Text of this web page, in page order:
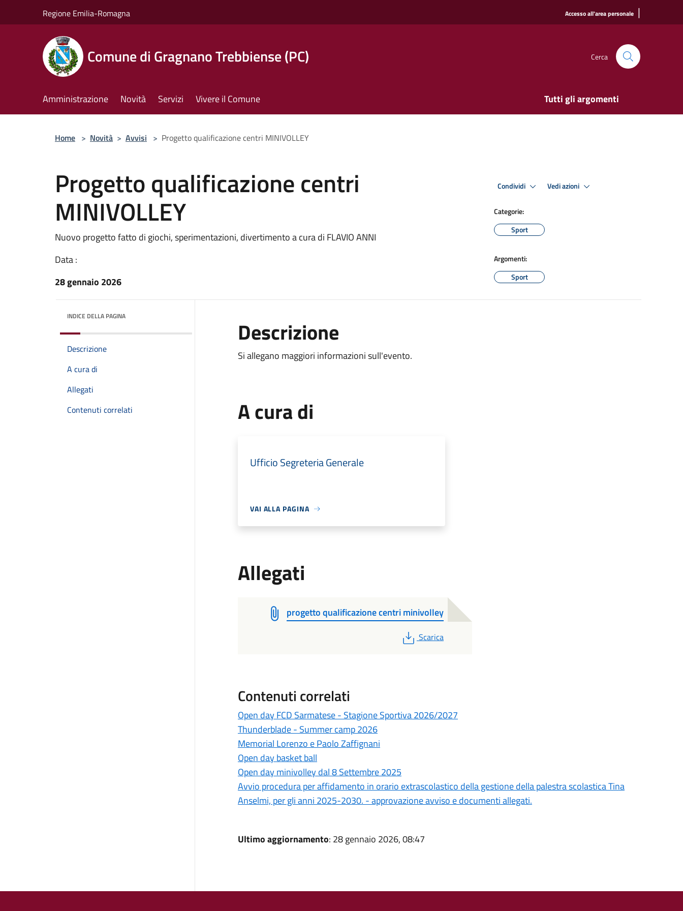
Regione Emilia-Romagna Accesso all'area personale |
Comune di Gragnano Trebbiense (PC) Cerca
Amministrazione Novità Servizi Vivere il Comune Tutti gli argomenti
Home > Novità > Avvisi > Progetto qualificazione centri MINIVOLLEY
Progetto qualificazione centri
MINIVOLLEY
Nuovo progetto fatto di giochi, sperimentazioni, divertimento a cura di FLAVIO ANNI
Data :
28 gennaio 2026
Condividi Vedi azioni
Categorie:
Sport
Argomenti:
Sport
INDICE DELLA PAGINA
Descrizione
A cura di
Allegati
Contenuti correlati
Descrizione
Si allegano maggiori informazioni sull'evento.
A cura di
Ufficio Segreteria Generale
VAI ALLA PAGINA
Allegati
progetto qualificazione centri minivolley
PDF
Scarica
Contenuti correlati
Open day FCD Sarmatese - Stagione Sportiva 2026/2027
Thunderblade - Summer camp 2026
Memorial Lorenzo e Paolo Zaffignani
Open day basket ball
Open day minivolley dal 8 Settembre 2025
Avvio procedura per affidamento in orario extrascolastico della gestione della palestra scolastica Tina
Anselmi, per gli anni 2025-2030. - approvazione avviso e documenti allegati.
Ultimo aggiornamento: 28 gennaio 2026, 08:47